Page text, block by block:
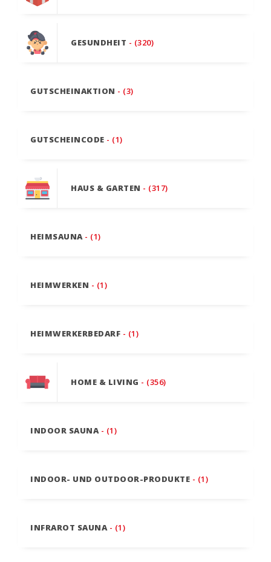
GESUNDHEIT - (320)
GUTSCHEINAKTION - (3)
GUTSCHEINCODE - (1)
HAUS & GARTEN - (317)
HEIMSAUNA - (1)
HEIMWERKEN - (1)
HEIMWERKERBEDARF - (1)
HOME & LIVING - (356)
INDOOR SAUNA - (1)
INDOOR- UND OUTDOOR-PRODUKTE - (1)
INFRAROT SAUNA - (1)